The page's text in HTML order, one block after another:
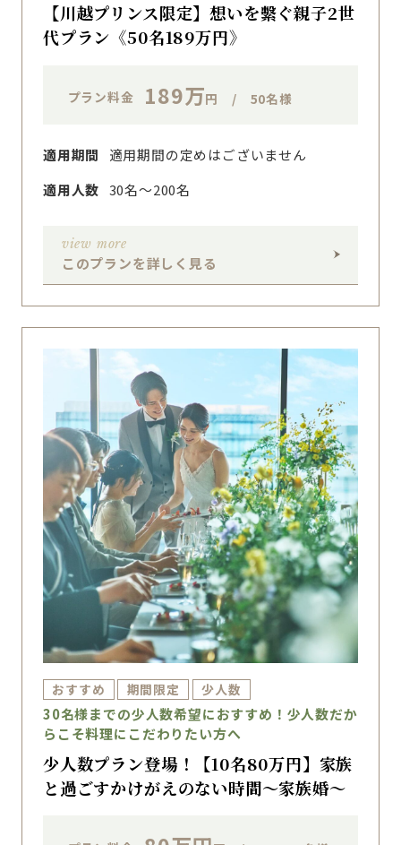
【川越プリンス限定】想いを繫ぐ親子2世
代プラン《50名189万円》
プラン料金 189万円 / 50名様
適用期間
適用期間の定めはございません
適用人数 30名〜200名
view more
このプランを詳しく見る
おすすめ 期間限定 少人数
30名様までの少人数希望におすすめ！少人数だか
らこそ料理にこだわりたい方へ
少人数プラン登場！【10名80万円】家族
と過ごすかけがえのない時間～家族婚～